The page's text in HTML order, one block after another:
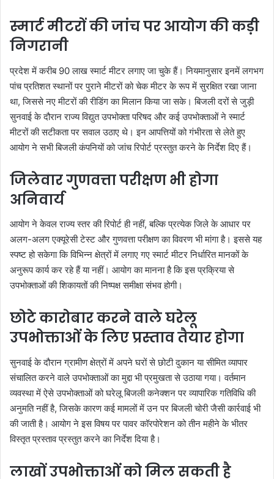
स्मार्ट मीटरों की जांच पर आयोग की कड़ी
निगरानी
प्रदेश में करीब 90 लाख स्मार्ट मीटर लगाए जा चुके हैं। नियमानुसार इनमें लगभग
पांच प्रतिशत स्थानों पर पुराने मीटरों को चेक मीटर के रूप में सुरक्षित रखा जाना
था, जिससे नए मीटरों की रीडिंग का मिलान किया जा सके। बिजली दरों से जुड़ी
सुनवाई के दौरान राज्य विद्युत उपभोक्ता परिषद और कई उपभोक्ताओं ने स्मार्ट
मीटरों की सटीकता पर सवाल उठाए थे। इन आपत्तियों को गंभीरता से लेते हुए
आयोग ने सभी बिजली कंपनियों को जांच रिपोर्ट प्रस्तुत करने के निर्देश दिए हैं।
जिलेवार गुणवत्ता परीक्षण भी होगा
अनिवार्य
आयोग ने केवल राज्य स्तर की रिपोर्ट ही नहीं, बल्कि प्रत्येक जिले के आधार पर
अलग-अलग एक्यूरेसी टेस्ट और गुणवत्ता परीक्षण का विवरण भी मांगा है। इससे यह
स्पष्ट हो सकेगा कि विभिन्न क्षेत्रों में लगाए गए स्मार्ट मीटर निर्धारित मानकों के
अनुरूप कार्य कर रहे हैं या नहीं। आयोग का मानना है कि इस प्रक्रिया से
उपभोक्ताओं की शिकायतों की निष्पक्ष समीक्षा संभव होगी।
छोटे कारोबार करने वाले घरेलू
उपभोक्ताओं के लिए प्रस्ताव तैयार होगा
सुनवाई के दौरान ग्रामीण क्षेत्रों में अपने घरों से छोटी दुकान या सीमित व्यापार
संचालित करने वाले उपभोक्ताओं का मुद्दा भी प्रमुखता से उठाया गया। वर्तमान
व्यवस्था में ऐसे उपभोक्ताओं को घरेलू बिजली कनेक्शन पर व्यापारिक गतिविधि की
अनुमति नहीं है, जिसके कारण कई मामलों में उन पर बिजली चोरी जैसी कार्रवाई भी
की जाती है। आयोग ने इस विषय पर पावर कॉरपोरेशन को तीन महीने के भीतर
विस्तृत प्रस्ताव प्रस्तुत करने का निर्देश दिया है।
लाखों उपभोक्ताओं को मिल सकती है